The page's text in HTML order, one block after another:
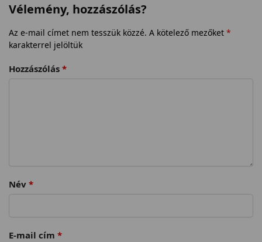
Vélemény, hozzászólás?
Az e-mail címet nem tesszük közzé. A kötelező mezőket *
karakterrel jelöltük
Hozzászólás *
Név *
E-mail cím *